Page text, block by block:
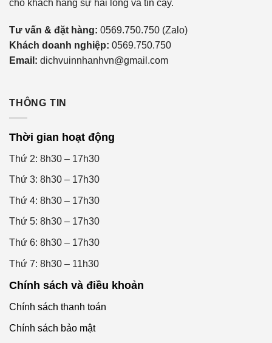
cho khách hàng sự hài lòng và tin cậy.
Tư vấn & đặt hàng: 0569.750.750 (Zalo)
Khách doanh nghiệp: 0569.750.750
Email: dichvuinnhanhvn@gmail.com
THÔNG TIN
Thời gian hoạt động
Thứ 2: 8h30 – 17h30
Thứ 3: 8h30 – 17h30
Thứ 4: 8h30 – 17h30
Thứ 5: 8h30 – 17h30
Thứ 6: 8h30 – 17h30
Thứ 7: 8h30 – 11h30
Chính sách và điều khoản
Chính sách thanh toán
Chính sách bảo mật